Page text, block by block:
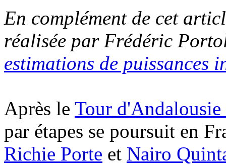
En complément de cet
réalisée par Frédéric
estimations de puissances
Après le Tour
par étapes se poursuit en
Richie Porte et Nairo